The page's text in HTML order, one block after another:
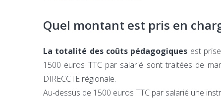
Quel montant est pris en
La totalité des coûts pédagogiques est
1500 euros TTC par salarié sont traitées de
DIRECCTE régionale.
Au-dessus de 1500 euros TTC par salarié une